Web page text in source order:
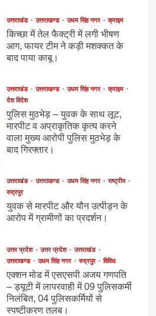
उत्तराखंड उत्तराखण्ड उधम सिंह नगर क्राइम
किच्छा में तेल फैक्ट्री में लगी भीषण
आग, फायर टीम ने कड़ी मशक्कत के
बाद पाया काबू।
उत्तराखंड उत्तराखण्ड उधम सिंह नगर
क्राइम
देश विदेश
पुलिस मुठभेड़ – युवक के साथ लूट,
मारपीट व अप्राकृतिक कृत्य करने
वाला मुख्य आरोपी पुलिस मुठभेड़ के
बाद गिरफ्तार।
उत्तराखंड उत्तराखण्ड उधम सिंह नगर
राष्ट्रीय
रुद्रपुर
युवक से मारपीट और यौन उत्पीड़न के
आरोप में ग्रामीणों का प्रदर्शन।
उत्तर प्रदेश उत्तर प्रदेश
उत्तराखंड
उत्तराखण्ड
उधम सिंह नगर रुद्रपुर विविध
एक्शन मोड में एसएसपी अजय गणपति
– ड्यूटी में लापरवाही में 09 पुलिसकर्मी
निलंबित, 04 पुलिसकर्मियों से
स्पष्टीकरण तलब।